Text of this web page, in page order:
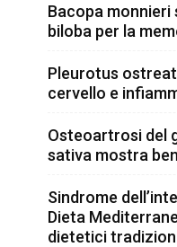
Bacopa monnieri
biloba per la
Pleurotus
cervello e
Osteoartrosi del
sativa mostra
Sindrome
Dieta
dietetici